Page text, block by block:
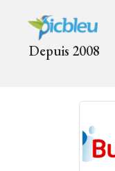
Depuis 2008